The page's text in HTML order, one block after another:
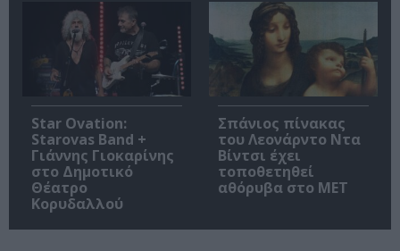
Star Ovation:
Starovas Band +
Γιάννης Γιοκαρίνης
στο Δημοτικό
Θέατρο
Κορυδαλλού
Σπάνιος πίνακας
του Λεονάρντο Ντα
Βίντσι έχει
τοποθετηθεί
αθόρυβα στο MET